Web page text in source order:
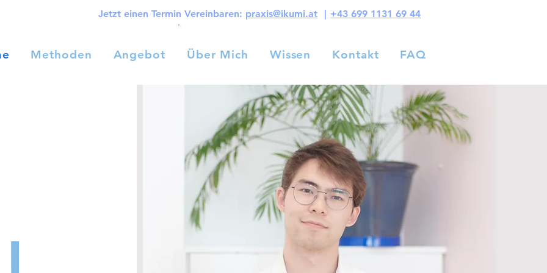
Jetzt einen Termin Vereinbaren: praxis@ikumi.at | +43 699 1131 69 44
Methoden Angebot Über Mich Wissen Kontakt FAQ
Methoden Angebot Über Mich Wissen Kontakt FAQ